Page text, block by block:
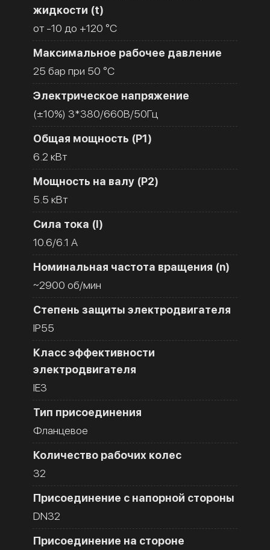
жидкости (t)
от -10 до +120 °C
Максимальное рабочее давление
25 бар при 50 °C
Электрическое напряжение
(±10%) 3*380/660В/50Гц
Общая мощность (Р1)
6.2 кВт
Мощность на валу (Р2)
5.5 кВт
Сила тока (I)
10.6/6.1 A
Номинальная частота вращения (n)
~2900 об/мин
Степень защиты электродвигателя
IP55
Класс эффективности
электродвигателя
IE3
Тип присоединения
Фланцевое
Количество рабочих колес
32
Присоединение с напорной стороны
DN32
Присоединение на стороне